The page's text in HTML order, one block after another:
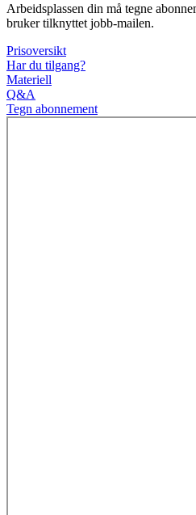
Arbeidsplassen din må tegne
bruker tilknyttet jobb-mailen.
Prisoversikt
Har du tilgang?
Materiell
Q&A
Tegn abonnement